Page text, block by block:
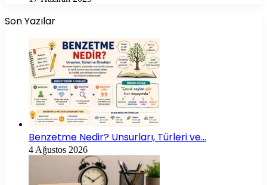
Son Yazılar
Benzetme Nedir? Unsurları, Türleri ve…
4 Ağustos 2026